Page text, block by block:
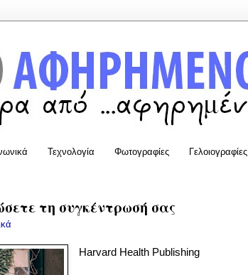
Τεχνολογία Φωτογραφίες Γελοιογραφίες
τη συγκέντρωσή σας
Harvard Health Publishing